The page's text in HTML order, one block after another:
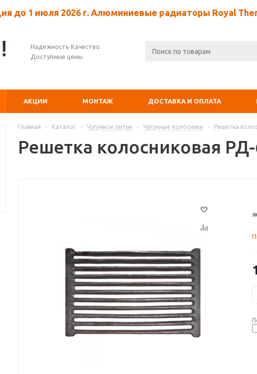
до 1 июля 2026 г. Алюминиевые радиаторы Royal
Надежность Качество
Доступные цены
АКЦИИ МОНТАЖ ДОСТАВКА И ОПЛАТА
Главная - Каталог - Чугунное литье - Чугунные колосники - Решетка
Решетка колосниковая РД-